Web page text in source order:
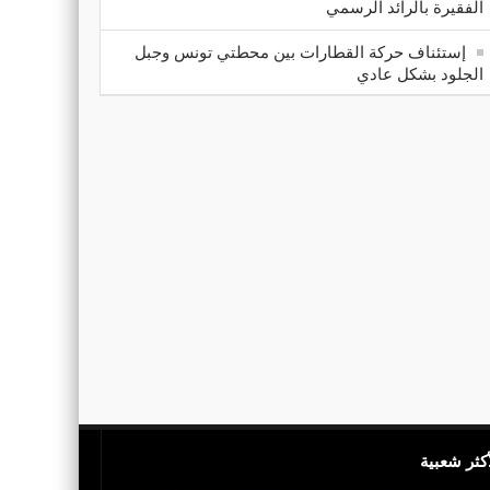
الفقيرة بالرائد الرسمي
إستئناف حركة القطارات بين محطتي تونس وجبل
الجلود بشكل عادي
شعبية